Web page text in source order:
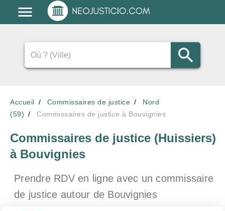
Accueil Commissaires de justice
Nord
(59)
Commissaires de justice à Bouvignies
Commissaires de justice (Huissiers)
à Bouvignies
Prendre RDV en ligne avec un commissaire
de justice autour de Bouvignies